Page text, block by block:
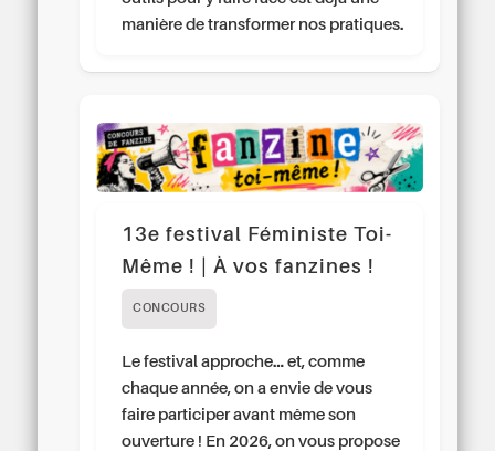
manière de transformer nos pratiques.
13e festival Féministe Toi-
Même ! | À vos fanzines !
CONCOURS
Le festival approche… et, comme
chaque année, on a envie de vous
faire participer avant même son
ouverture ! En 2026, on vous propose